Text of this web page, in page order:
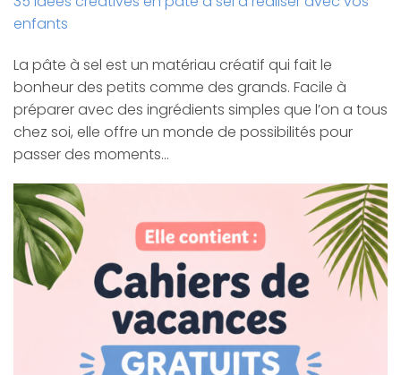
enfants
La pâte à sel est un matériau créatif qui fait le
bonheur des petits comme des grands. Facile à
préparer avec des ingrédients simples que l’on a tous
chez soi, elle offre un monde de possibilités pour
passer des moments…